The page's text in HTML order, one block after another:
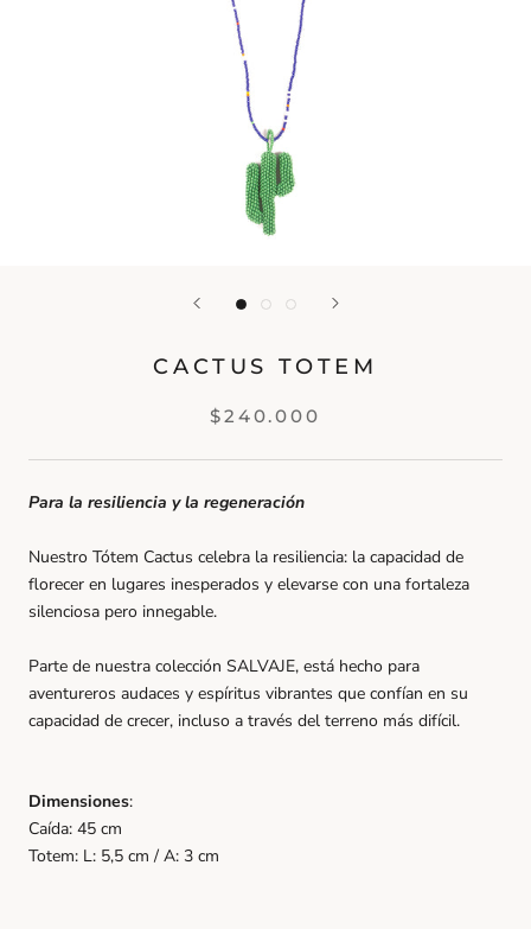
CACTUS TOTEM
$240.000
Para la resiliencia y la regeneración
Nuestro Tótem Cactus celebra la resiliencia: la capacidad de
florecer en lugares inesperados y elevarse con una fortaleza
silenciosa pero innegable.
Parte de nuestra colección SALVAJE, está hecho para
aventureros audaces y espíritus vibrantes que confían en su
capacidad de crecer, incluso a través del terreno más difícil.
Dimensiones:
Caída: 45 cm
Totem: L: 5,5 cm / A: 3 cm